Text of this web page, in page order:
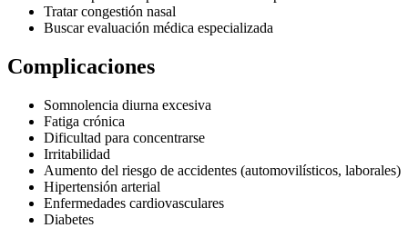
Tratar congestión nasal
Buscar evaluación médica especializada
Complicaciones
Somnolencia diurna excesiva
Fatiga crónica
Dificultad para concentrarse
Irritabilidad
Aumento del riesgo de accidentes (automovilísticos, laborales)
Hipertensión arterial
Enfermedades cardiovasculares
Diabetes